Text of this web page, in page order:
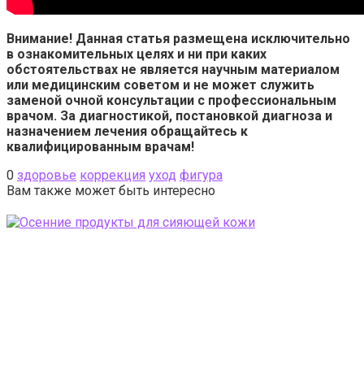
Внимание! Данная статья размещена исключительно
в ознакомительных целях и ни при каких
обстоятельствах не является научным материалом
или медицинским советом и не может служить
заменой очной консультации с профессиональным
врачом. За диагностикой, постановкой диагноза и
назначением лечения обращайтесь к
квалифицированным врачам!
0 здоровье коррекция уход фигура
Вам также может быть интересно